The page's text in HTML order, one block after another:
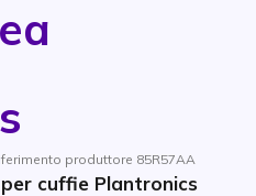
produttore 85R57AA
cuffie Plantronics